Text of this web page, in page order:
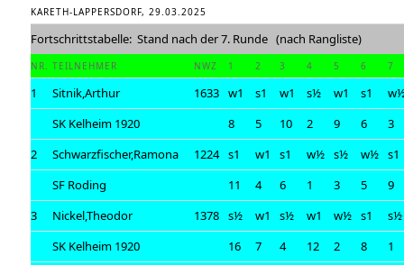
KARETH-LAPPERSDORF, 29.03.2025
Fortschrittstabelle: Stand nach der 7. Runde (nach Rangliste)
NR. TEILNEHMER NWZ 1 2 3 4 5 6 7
1 Sitnik,Arthur 1633 w1 s1 w1 s½ w1 s1
SK Kelheim 1920
8 5 10 2 9 6
3
2
Schwarzfischer,Ramona 1224 s1 w1 s1 w½ s½ w½ s1
SF Roding
11 4 6 1 3 5
9
3
Nickel,Theodor 1378 s½ w1 s½ w1 w½ s1
s½
SK Kelheim 1920
16 7 4 12 2 8
1